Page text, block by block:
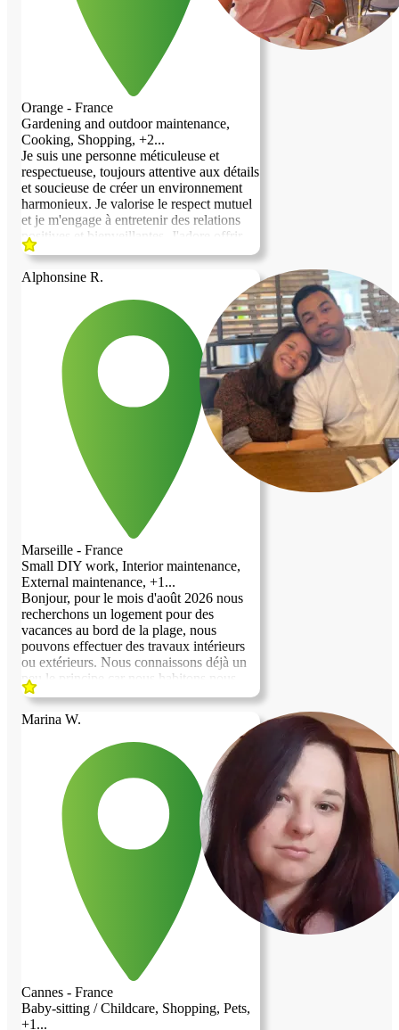
Orange - France
Gardening and outdoor maintenance,
Cooking, Shopping, +2...
Je suis une personne méticuleuse et
respectueuse, toujours attentive aux détails
et soucieuse de créer un environnement
harmonieux. Je valorise le respect mutuel
et je m'engage à entretenir des relations
positives et bienveillantes. J'adore offrir
mes services pour des petits travaux que
ce soit dans l'entretien, la surveillance ou
la réparation. Je suis assez débrouillard.
J'aime cuisiner et partager avec les autres.
Alphonsine R.
Marseille - France
Small DIY work, Interior maintenance,
External maintenance, +1...
Bonjour, pour le mois d'août 2026 nous
recherchons un logement pour des
vacances au bord de la plage, nous
pouvons effectuer des travaux intérieurs
ou extérieurs. Nous connaissons déjà un
peu le principe car nous habitons nous
même dans un logement contre service.
Nous avons des photos en appui pour les
travaux que nous avons déjà effectué.
Marina W.
Cannes - France
Baby-sitting / Childcare, Shopping, Pets,
+1...